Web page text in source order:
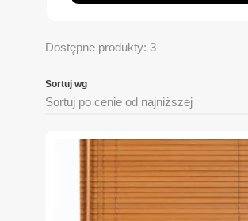
Dostępne produkty: 3
Sortuj wg